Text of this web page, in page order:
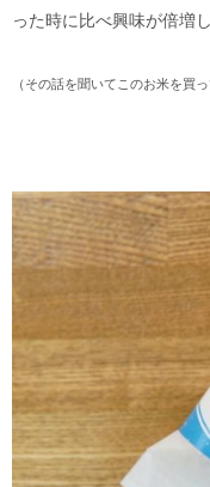
った時に比べ興味が倍増し
（その話を聞いてこのお米を買